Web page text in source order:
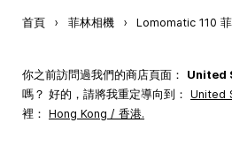
首頁 › 菲林相機 › Lomomatic 110
你之前訪問過我們的商店頁面： United
嗎？ 好的，請將我重定導向到： United
裡： Hong Kong / 香港.